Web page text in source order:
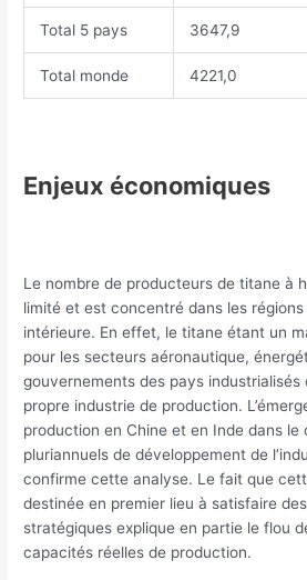
Total 5 pays 3647,9
Total monde 4221,0
Enjeux économiques
Le nombre de producteurs de titane à
limité et est concentré dans les
intérieure. En effet, le titane étant un
pour les secteurs aéronautique,
gouvernements des pays industrialisés
propre industrie de production.
production en Chine et en Inde dans le
pluriannuels de développement de
confirme cette analyse. Le fait que
destinée en premier lieu à satisfaire
stratégiques explique en partie le flou
capacités réelles de production.